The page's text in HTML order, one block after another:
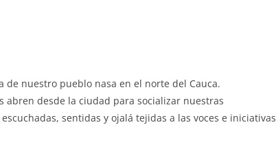
nuestro pueblo nasa en el norte del Cauca.
abren desde la ciudad para socializar nuestras
sentidas y ojalá tejidas a las voces e iniciativas